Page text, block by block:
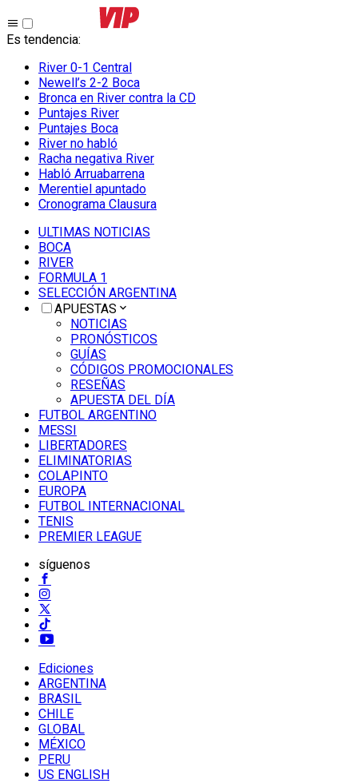
Es tendencia:
River 0-1 Central
Newell’s 2-2 Boca
Bronca en River contra la CD
Puntajes River
Puntajes Boca
River no habló
Racha negativa River
Habló Arruabarrena
Merentiel apuntado
Cronograma Clausura
ULTIMAS NOTICIAS
BOCA
RIVER
FORMULA 1
SELECCIÓN ARGENTINA
APUESTAS
NOTICIAS
PRONÓSTICOS
GUÍAS
CÓDIGOS PROMOCIONALES
RESEÑAS
APUESTA DEL DÍA
FUTBOL ARGENTINO
MESSI
LIBERTADORES
ELIMINATORIAS
COLAPINTO
EUROPA
FUTBOL INTERNACIONAL
TENIS
PREMIER LEAGUE
síguenos
Ediciones
ARGENTINA
BRASIL
CHILE
GLOBAL
MÉXICO
PERU
US ENGLISH